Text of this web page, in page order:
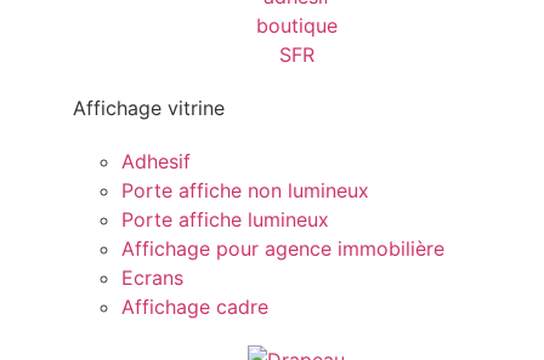
Affichage vitrine
Adhesif
Porte affiche non lumineux
Porte affiche lumineux
Affichage pour agence immobilière
Ecrans
Affichage cadre